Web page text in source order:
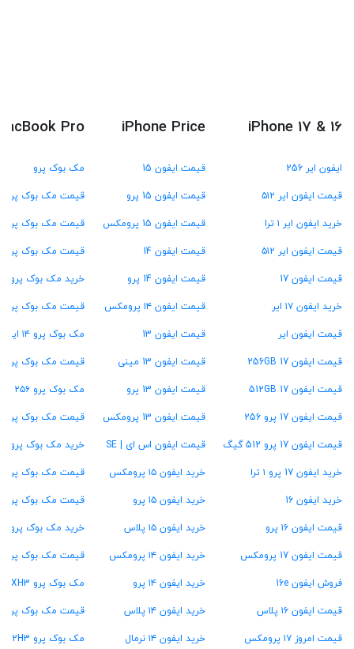
iPhone 17 & 16
ایفون ایر 256
قیمت ایفون ایر ۵۱۲
خرید ایفون ایر ۱ ترا
قیمت ایفون ایر ۵۱۲
قیمت ایفون 17
خرید ایفون ۱۷ ایر
قیمت ایفون ایر
قیمت ایفون 17 256GB
قیمت ایفون 17 512GB
قیمت ایفون 17 پرو 256
قیمت ایفون 17 پرو 512 گیگ
خرید ایفون 17 پرو ۱ ترا
خرید ایفون 16
قیمت ایفون ۱۶ پرو
قیمت ایفون 17 پرومکس
فروش ایفون 16e
قیمت ایفون ۱۶ پلاس
قیمت امروز ۱۷ پرومکس
iPhone Price
قیمت ایفون 15
قیمت ایفون 15 پرو
قیمت ایفون 15 پرومکس
قیمت ایفون 14
قیمت ایفون 14 پرو
قیمت ایفون ۱۴ پرومکس
قیمت ایفون 13
قیمت ایفون 13 مینی
قیمت ایفون 13 پرو
قیمت ایفون 13 پرومکس
قیمت ایفون اس ای | SE
خرید ایفون ۱۵ پرومکس
خرید ایفون ۱۵ پرو
خرید ایفون ۱۵ پلاس
خرید ایفون ۱۴ پرومکس
خرید ایفون ۱۴ پرو
خرید ایفون ۱۴ پلاس
خرید ایفون ۱۴ نرمال
Pro
مک بوک پرو
قیمت مک بوک پرو M4
قیمت مک بوک پرو M3
قیمت مک بوک پرو M2
خرید مک بوک پرو M1
قیمت مک بوک پرو ۱۳ اینچ
مک بوک پرو ۱۴ اینچ
قیمت مک بوک پرو ۱۶ اینچ
مک بوک پرو ۲۵۶ گیگ
قیمت مک بوک پرو ۵۱۲ گیگ
خرید مک بوک پرو ۱ ترابایت
قیمت مک بوک پرو ۱۶ گیگ رام
قیمت مک بوک پرو ۲۴ گیگ رام
خرید مک بوک پرو ۳۶ گیگ رام
قیمت مک بوک پرو ۴۸ گیگ رام
مک بوک پرو MXH3
قیمت مک بوک پرو MW2U3
مک بوک پرو MX2H3